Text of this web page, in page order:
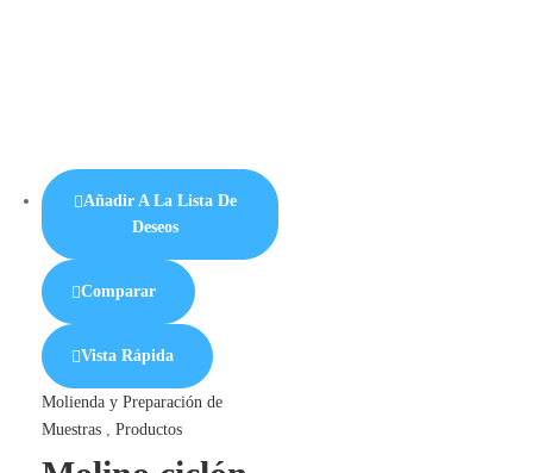
Añadir A La Lista De
Deseos
Comparar
Vista Rápida
Molienda y Preparación de
Muestras, Productos